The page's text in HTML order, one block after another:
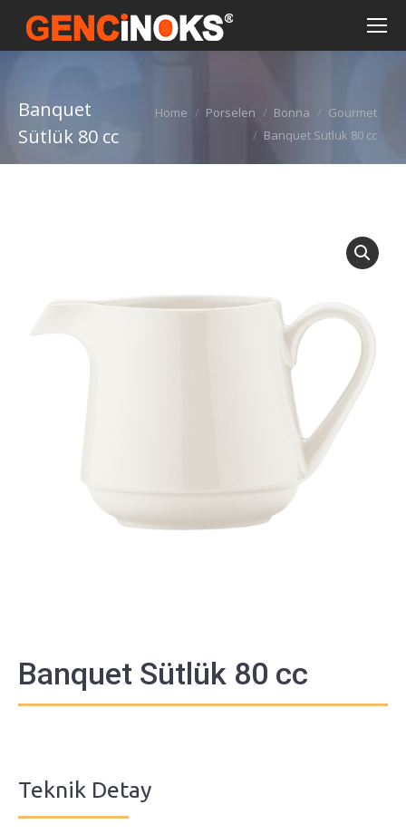
Banquet
Sütlük 80 cc
You are here:
Home Porselen Bonna
Gourmet
Banquet Sütlük 80 cc
Banquet Sütlük 80 cc
Teknik Detay